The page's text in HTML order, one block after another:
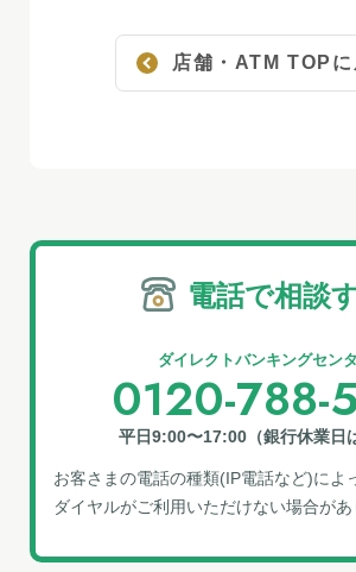
店舗・ATM TOPに
電話で相談
ダイレクトバンキングセン
0120-788-
平日9:00〜17:00（銀行休業日
お客さまの電話の種類(IP電話など)によ
ダイヤルがご利⽤いただけない場合があ